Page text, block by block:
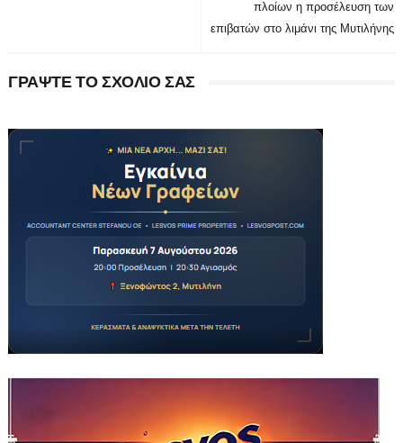
πλοίων η προσέλευση των
επιβατών στο λιμάνι της Μυτιλήνης
ΓΡΑΨΤΕ ΤΟ ΣΧΟΛΙΟ ΣΑΣ